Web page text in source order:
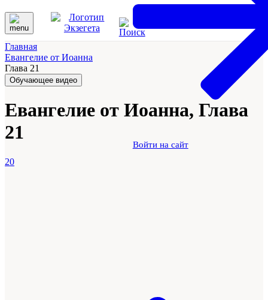
Войти на сайт
Главная
Евангелие от Иоанна
Глава 21
Обучающее видео
Евангелие от Иоанна, Глава
21
20